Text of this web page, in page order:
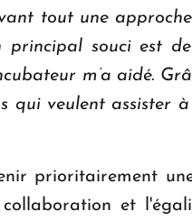
tout une
principal souci est
m’a aidé.
qui veulent assister à
prioritairement
et